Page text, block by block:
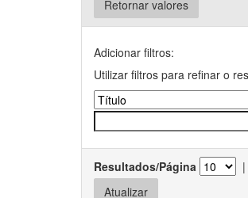
Retornar valores
Adicionar filtros:
Utilizar filtros para refinar o
Resultados/Página |